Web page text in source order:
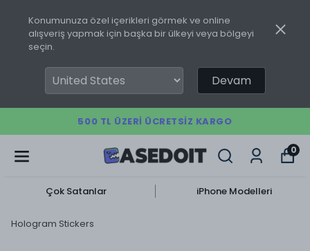
Konumunuza özel içerikleri görmek ve online
alışveriş yapmak için başka bir ülkeyi veya bölgeyi
seçin.
Devam
500 TL ÜZERI ÜCRETSIZ KARGO
0
Çok Satanlar iPhone Modelleri
Hologram Stickers